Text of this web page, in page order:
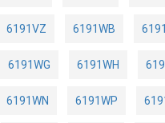
6191VZ 6191WB
6191WG 6191WH
6191WN 6191WP